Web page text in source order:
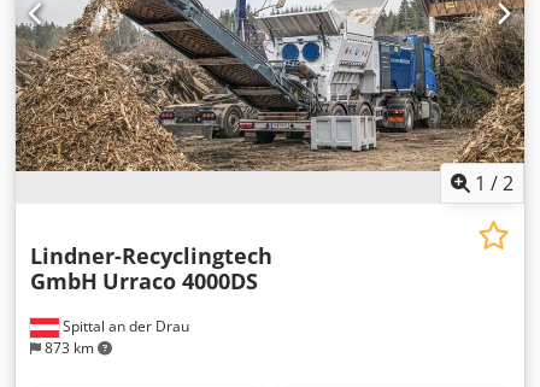
1 /2
Spittal an der Drau
873 km
Lindner-Recyclingtech
GmbH Urraco 4000DS